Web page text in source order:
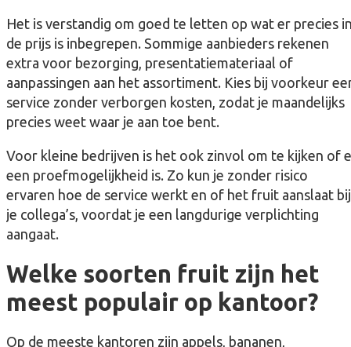
Het is verstandig om goed te letten op wat er precies
de prijs is inbegrepen. Sommige aanbieders rekenen
extra voor bezorging, presentatiemateriaal of
aanpassingen aan het assortiment. Kies bij voorkeur
service zonder verborgen kosten, zodat je maandelijks
precies weet waar je aan toe bent.
Voor kleine bedrijven is het ook zinvol om te kijken of
een proefmogelijkheid is. Zo kun je zonder risico
ervaren hoe de service werkt en of het fruit aanslaat bij
je collega’s, voordat je een langdurige verplichting
aangaat.
Welke soorten fruit zijn het
meest populair op kantoor?
Op de meeste kantoren zijn appels, bananen,